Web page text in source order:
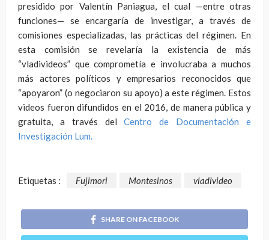
presidido por Valentín Paniagua, el cual —entre otras
funciones— se encargaría de investigar, a través de
comisiones especializadas, las prácticas del régimen. En
esta comisión se revelaría la existencia de más
“vladivideos” que comprometía e involucraba a muchos
más actores políticos y empresarios reconocidos que
“apoyaron” (o negociaron su apoyo) a este régimen. Estos
videos fueron difundidos en el 2016, de manera pública y
gratuita, a través delCentro de Documentación e
Investigación Lum.
Etiquetas : Fujimori Montesinos vladivideo
SHARE ON FACEBOOK